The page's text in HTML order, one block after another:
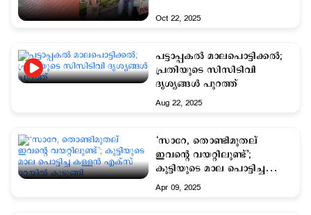
Oct 22, 2025
പട്ടാപ്പകല്‍ മാലപൊട്ടിക്കല്‍;
പ്രതിയുടെ സിസിടിവി
ദൃശ്യങ്ങള്‍ പുറത്ത്
Aug 22, 2025
‘സാറേ, തൊണ്ടിമുതല്
ഇവന്‍റെ വയറ്റിലുണ്ട്’;
കുട്ടിയുടെ മാല പൊട്ടിച്ച
കള്ളന്‍ എക്സ് റേയില്‍
Apr 09, 2025